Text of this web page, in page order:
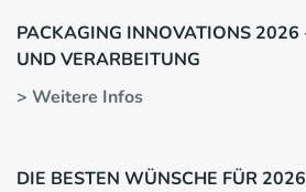
PACKAGING INNOVATIONS 2026
UND VERARBEITUNG
> Weitere Infos
DIE BESTEN WÜNSCHE FÜR